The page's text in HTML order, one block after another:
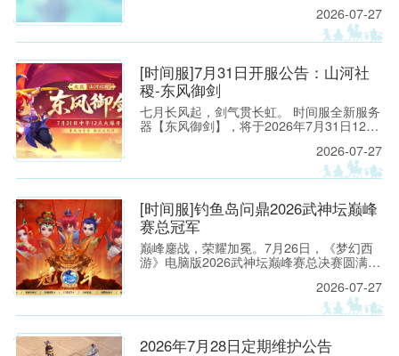
2026-07-27
[时间服]7月31日开服公告：山河社
稷-东风御剑
七月长风起，剑气贯长虹。 时间服全新服务
器【东风御剑】，将于2026年7月31日12：
2026-07-27
[时间服]钓鱼岛问鼎2026武神坛巅峰
赛总冠军
巅峰鏖战，荣耀加冕。7月26日，《梦幻西
游》电脑版2026武神坛巅峰赛总决赛圆满落
2026-07-27
2026年7月28日定期维护公告